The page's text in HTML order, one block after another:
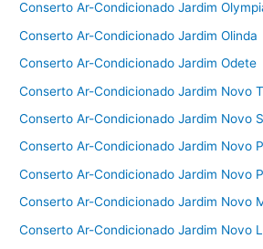
Conserto Ar-Condicionado Jardim
Conserto Ar-Condicionado Jardim Olinda
Conserto Ar-Condicionado Jardim Odete
Conserto Ar-Condicionado Jardim Novo
Conserto Ar-Condicionado Jardim Novo
Conserto Ar-Condicionado Jardim Novo
Conserto Ar-Condicionado Jardim Novo
Conserto Ar-Condicionado Jardim Novo
Conserto Ar-Condicionado Jardim Novo